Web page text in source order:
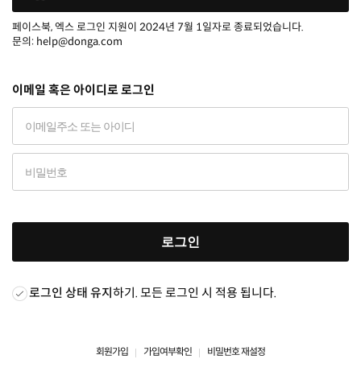
페이스북, 엑스 로그인 지원이 2024년 7월 1일자로 종료되었습니다.
문의: help@donga.com
이메일 혹은 아이디로 로그인
로그인
로그인 상태 유지하기. 모든 로그인 시 적용 됩니다.
회원가입 가입여부확인 비밀번호 재설정